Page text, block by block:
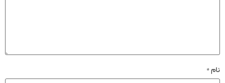
نام*